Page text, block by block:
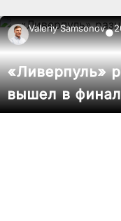
Valeriy Samsonov●
«Ливерпуль»
вышел в